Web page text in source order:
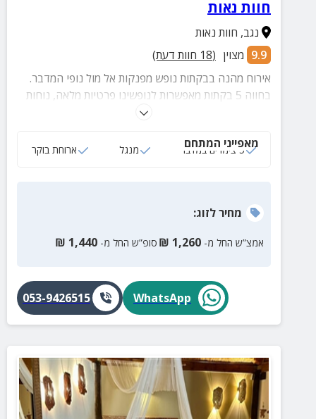
חוות נאות
נגב, חוות נאות
9.9 מצוין (
18 חוות דעת)
אירוח מהנה בבקתות נופש מפנקות אל מול נופי המדבר.
בחווה 5 בקתות מאפשרות לנופשינו פרטיות מלאה, נוחות
ושקט מרבי. תוכלו להינות גם ממתחם חוץ גדול, גבינות
מאפייני המתחם
5 צימרים במדבר מנגל ארוחת בוקר
מחירלזוג:
אמצ”ש החל מ- 1,260
₪ סופ”ש החל מ- 1,440
₪
WhatsApp
053-9426515